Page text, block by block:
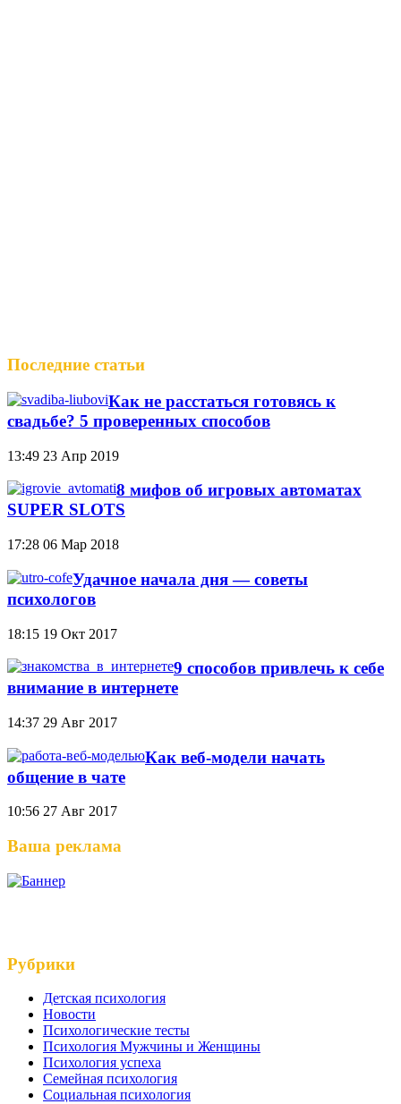
Последние статьи
Как не расстаться готовясь к
свадьбе? 5 проверенных способов
13:49 23 Апр 2019
8 мифов об игровых автоматах
SUPER SLOTS
17:28 06 Мар 2018
Удачное начала дня — советы
психологов
18:15 19 Окт 2017
9 способов привлечь к себе
внимание в интернете
14:37 29 Авг 2017
Как веб-модели начать
общение в чате
10:56 27 Авг 2017
Ваша реклама
Рубрики
Детская психология
Новости
Психологические тесты
Психология Мужчины и Женщины
Психология успеха
Семейная психология
Социальная психология